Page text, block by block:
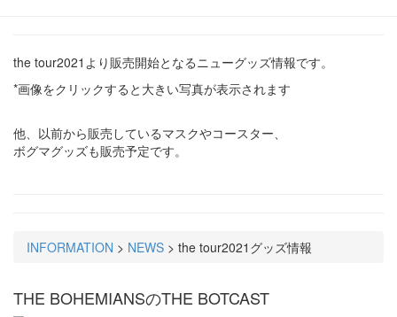
the tour2021より販売開始となるニューグッズ情報です。
*画像をクリックすると大きい写真が表示されます
他、以前から販売しているマスクやコースター、
ボグマグッズも販売予定です。
INFORMATION > NEWS > the tour2021グッズ情報
THE BOHEMIANSのTHE BOTCAST